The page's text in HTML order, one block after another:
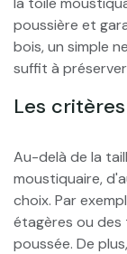
poussière et
bois, un simple
suffit à
Les
Au-delà de la
moustiquaire,
choix. Par
étagères ou des
poussée. De